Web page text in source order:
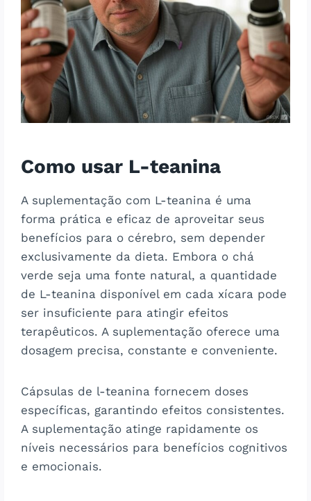
Como usar L-teanina
A suplementação com L-teanina é uma
forma prática e eficaz de aproveitar seus
benefícios para o cérebro, sem depender
exclusivamente da dieta. Embora o chá
verde seja uma fonte natural, a quantidade
de L-teanina disponível em cada xícara pode
ser insuficiente para atingir efeitos
terapêuticos. A suplementação oferece uma
dosagem precisa, constante e conveniente.
Cápsulas de l-teanina fornecem doses
específicas, garantindo efeitos consistentes.
A suplementação atinge rapidamente os
níveis necessários para benefícios cognitivos
e emocionais.